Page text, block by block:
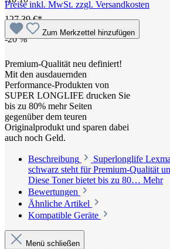
127,39 €*
-20%
Preise inkl. MwSt. zzgl. Versandkosten
Zum Merkzettel hinzufügen
Premium-Qualität neu definiert!
Mit den ausdauernden
Performance-Produkten von
SUPER LONGLIFE drucken Sie
bis zu 80% mehr Seiten
gegenüber dem teuren
Originalprodukt und sparen dabei
auch noch Geld.
Beschreibung
Superlonglife
schwarz steht für Premium-Qualität
Diese Toner bietet bis zu 80… Mehr
Bewertungen
Ähnliche Artikel
Kompatible Geräte
Menü schließen